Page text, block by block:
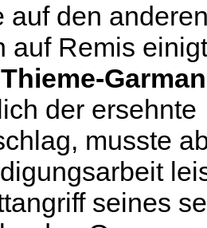
auf den
auf Remis
der ersehnte
musste
seines